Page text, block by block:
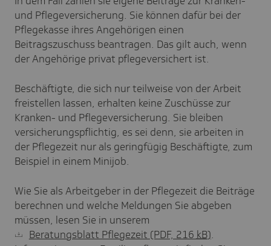
und Pflegeversicherung. Sie können dafür bei der
Pflegekasse ihres Angehörigen einen
Beitragszuschuss beantragen. Das gilt auch, wenn
der Angehörige privat pflegeversichert ist.
Beschäftigte, die sich nur teilweise von der Arbeit
freistellen lassen, erhalten keine Zuschüsse zur
Kranken- und Pflegeversicherung. Sie bleiben
versicherungspflichtig, es sei denn, sie arbeiten in
der Pflegezeit nur als geringfügig Beschäftigte, zum
Beispiel in einem Minijob.
Wie Sie als Arbeitgeber in der Pflegezeit die Beiträge
berechnen und welche Meldungen Sie abgeben
müssen, lesen Sie in unserem
Beratungsblatt Pflegezeit (PDF, 216 kB).